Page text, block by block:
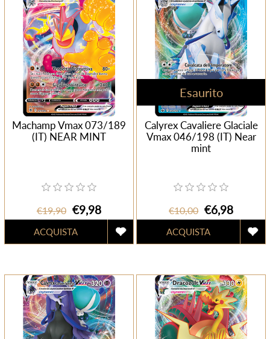
Machamp Vmax 073/189
(IT) NEAR MINT
€19,90 €9,98
Esaurito
Calyrex Cavaliere Glaciale
Vmax 046/198 (IT) Near
mint
€10,00 €6,98